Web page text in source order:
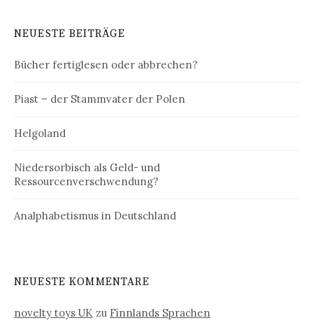
NEUESTE BEITRÄGE
Bücher fertiglesen oder abbrechen?
Piast – der Stammvater der Polen
Helgoland
Niedersorbisch als Geld- und
Ressourcenverschwendung?
Analphabetismus in Deutschland
NEUESTE KOMMENTARE
novelty toys UK zu Finnlands Sprachen